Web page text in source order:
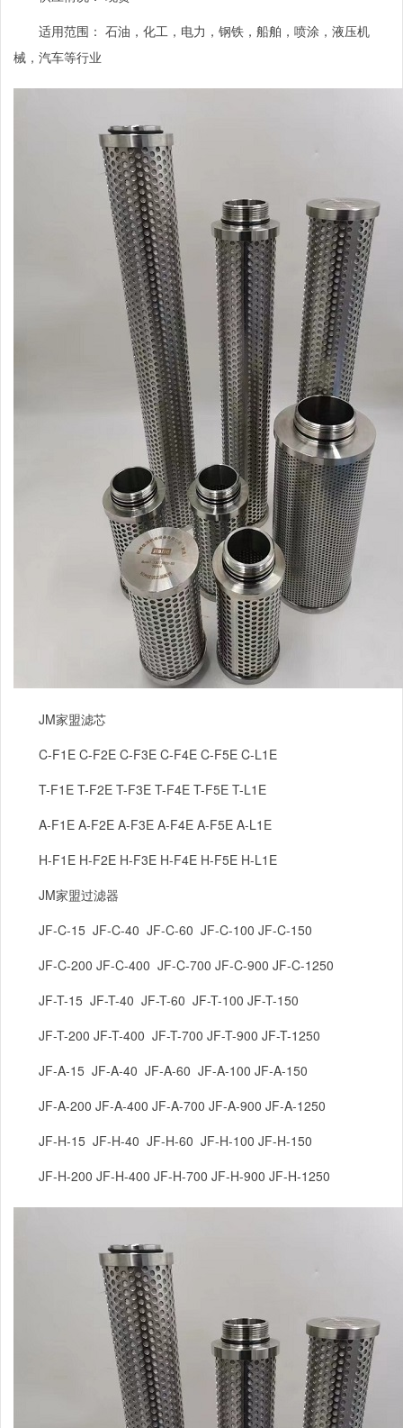
适用范围： 石油，化工，电力，钢铁，船舶，喷涂，液压机
械，汽车等行业
JM家盟滤芯
C-F1E C-F2E C-F3E C-F4E C-F5E C-L1E
T-F1E T-F2E T-F3E T-F4E T-F5E T-L1E
A-F1E A-F2E A-F3E A-F4E A-F5E A-L1E
H-F1E H-F2E H-F3E H-F4E H-F5E H-L1E
JM家盟过滤器
JF-C-15 JF-C-40 JF-C-60 JF-C-100 JF-C-150
JF-C-200 JF-C-400 JF-C-700 JF-C-900 JF-C-1250
JF-T-15 JF-T-40 JF-T-60 JF-T-100 JF-T-150
JF-T-200 JF-T-400 JF-T-700 JF-T-900 JF-T-1250
JF-A-15 JF-A-40 JF-A-60 JF-A-100 JF-A-150
JF-A-200 JF-A-400 JF-A-700 JF-A-900 JF-A-1250
JF-H-15 JF-H-40 JF-H-60 JF-H-100 JF-H-150
JF-H-200 JF-H-400 JF-H-700 JF-H-900 JF-H-1250